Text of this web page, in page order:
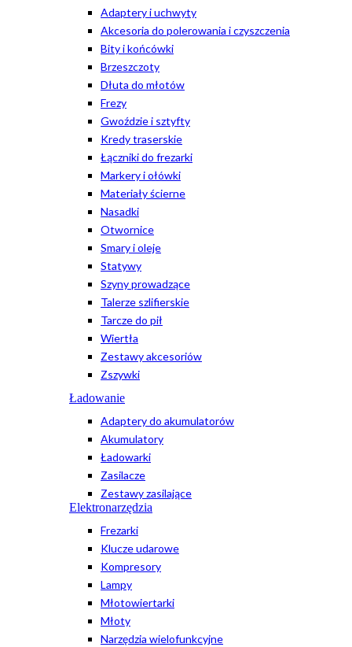
Adaptery i uchwyty
Akcesoria do polerowania i czyszczenia
Bity i końcówki
Brzeszczoty
Dłuta do młotów
Frezy
Gwoździe i sztyfty
Kredy traserskie
Łączniki do frezarki
Markery i ołówki
Materiały ścierne
Nasadki
Otwornice
Smary i oleje
Statywy
Szyny prowadzące
Talerze szlifierskie
Tarcze do pił
Wiertła
Zestawy akcesoriów
Zszywki
Ładowanie
Adaptery do akumulatorów
Akumulatory
Ładowarki
Zasilacze
Zestawy zasilające
Elektronarzędzia
Frezarki
Klucze udarowe
Kompresory
Lampy
Młotowiertarki
Młoty
Narzędzia wielofunkcyjne